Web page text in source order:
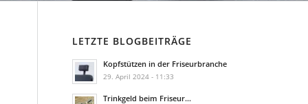
LETZTE BLOGBEITRÄGE
Kopfstützen in der Friseurbranche
29. April 2024 - 11:33
Trinkgeld beim Friseur…